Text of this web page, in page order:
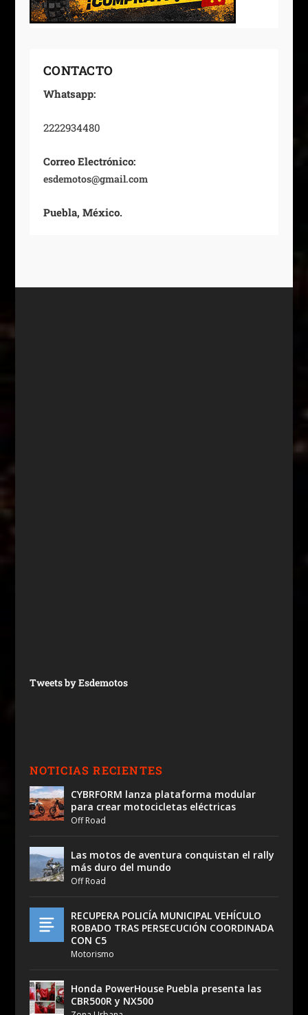
CONTACTO
Whatsapp:
2222934480
Correo Electrónico:
esdemotos@gmail.com
Puebla, México.
Tweets by Esdemotos
NOTICIAS RECIENTES
CYBRFORM lanza plataforma modular
para crear motocicletas eléctricas
Off Road
Las motos de aventura conquistan el rally
más duro del mundo
Off Road
RECUPERA POLICÍA MUNICIPAL VEHÍCULO
ROBADO TRAS PERSECUCIÓN COORDINADA
CON C5
Motorismo
Honda PowerHouse Puebla presenta las
CBR500R y NX500